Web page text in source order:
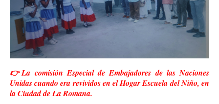
👉La comisión Especial de Embajadores de las Naciones
Unidas cuando era revividos en el Hogar Escuela del Niño, en
la Ciudad de La Romana.